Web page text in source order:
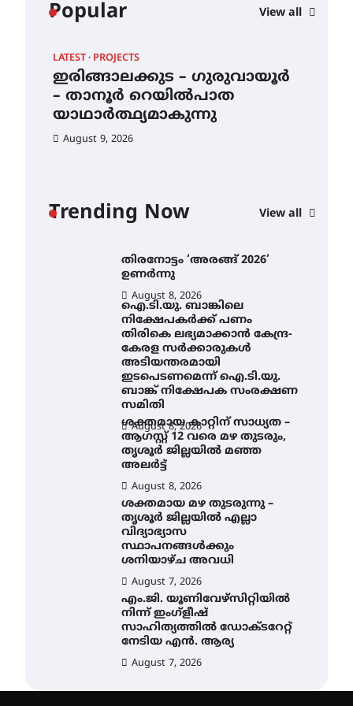
Popular View all
LATEST PROJECTS
ഇരിങ്ങാലക്കുട – ഗുരുവായൂർ
– താനൂർ റെയിൽപാത
യാഥാർത്ഥ്യമാകുന്നു
August 9, 2026
Trending Now View all
സ്ഥാപനങ്ങൾക്കും
August 7, 2026
എം.ജി. യൂണിവേഴ്‌സിറ്റിയിൽ
നിന്ന് ഇംഗ്ളീഷ്
സാഹിത്യത്തിൽ ഡോക്ടറേറ്റ്
നേടിയ എൻ. ആര്യ
August 7, 2026
August 9, 2026
തിരനോട്ടം ‘അരങ്ങ് 2026’
ഉണർന്നു
August 8, 2026
ഐ.ടി.യു. ബാങ്കിലെ
നിക്ഷേപകർക്ക് പണം
തിരികെ ലഭ്യമാക്കാൻ കേന്ദ്ര-
കേരള സർക്കാരുകൾ
അടിയന്തരമായി
ഇടപെടണമെന്ന് ഐ.ടി.യു.
ബാങ്ക് നിക്ഷേപക സംരക്ഷണ
സമിതി
August 8, 2026
ശക്തമായ കാറ്റിന് സാധ്യത –
ആഗസ്റ്റ് 12 വരെ മഴ തുടരും,
തൃശൂർ ജില്ലയിൽ മഞ്ഞ
അലർട്ട്
August 8, 2026
ശക്തമായ മഴ തുടരുന്നു –
തൃശൂർ ജില്ലയിൽ എല്ലാ
വിദ്യാഭ്യാസ
സ്ഥാപനങ്ങൾക്കും
ശനിയാഴ്ച അവധി
August 7, 2026
എം.ജി. യൂണിവേഴ്‌സിറ്റിയിൽ
നിന്ന് ഇംഗ്ളീഷ്
സാഹിത്യത്തിൽ ഡോക്ടറേറ്റ്
നേടിയ എൻ. ആര്യ
August 7, 2026
ഇരിങ്ങാലക്കുട – ഗുരുവായൂർ